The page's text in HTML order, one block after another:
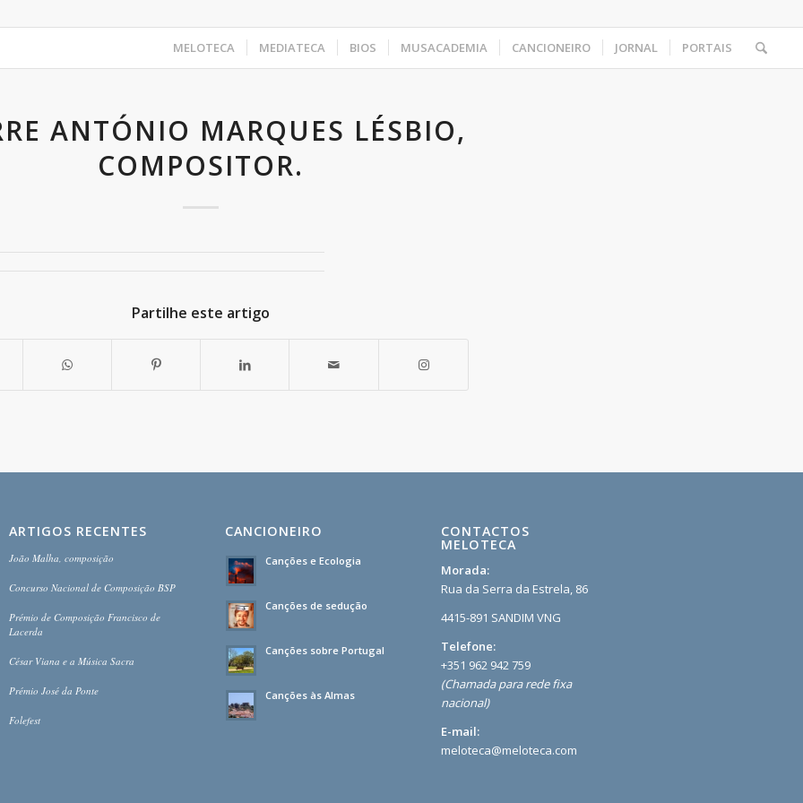
MELOTECA MEDIATECA BIOS MUSACADEMIA CANCIONEIRO JORNAL PORTAIS
ANTÓNIO MARQUES LÉSBIO,
COMPOSITOR.
Partilhe este artigo
ARTIGOS RECENTES
João Malha, composição
Concurso Nacional de Composição BSP
Prémio de Composição Francisco de
Lacerda
César Viana e a Música Sacra
Prémio José da Ponte
Folefest
CANCIONEIRO
Canções e Ecologia
Canções de sedução
Canções sobre Portugal
Canções às Almas
CONTACTOS
MELOTECA
Morada:
Rua da Serra da Estrela, 86
4415-891 SANDIM VNG
Telefone:
+351 962 942 759
(Chamada para rede fixa
nacional)
E-mail:
meloteca@meloteca.com